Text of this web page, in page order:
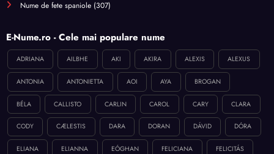
Nume de fete spaniole (307)
E-Nume.ro - Cele mai populare nume
ADRIANA AILBHE AKI AKIRA ALEXIS ALEXUS
ANTONIA ANTONIETTA AOI AYA BROGAN
BÉLA CALLISTO CARLIN CAROL CARY CLARA
CODY CÆLESTIS DARA DORAN DÁVID DÓRA
ELIANA ELIANNA EÓGHAN FELICIANA FELICITÁS